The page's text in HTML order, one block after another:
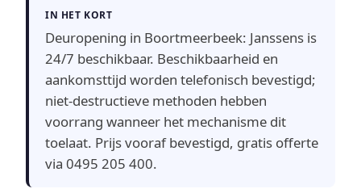
IN HET KORT
Deuropening in Boortmeerbeek: Janssens is
24/7 beschikbaar. Beschikbaarheid en
aankomsttijd worden telefonisch bevestigd;
niet-destructieve methoden hebben
voorrang wanneer het mechanisme dit
toelaat. Prijs vooraf bevestigd, gratis offerte
via 0495 205 400.